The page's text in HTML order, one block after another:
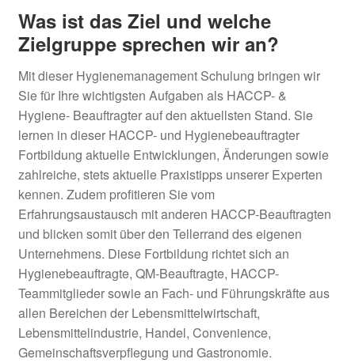
Was ist das Ziel und welche
Zielgruppe sprechen wir an?
Mit dieser Hygienemanagement Schulung bringen wir
Sie für Ihre wichtigsten Aufgaben als HACCP- &
Hygiene- Beauftragter auf den aktuellsten Stand. Sie
lernen in dieser HACCP- und Hygienebeauftragter
Fortbildung aktuelle Entwicklungen, Änderungen sowie
zahlreiche, stets aktuelle Praxistipps unserer Experten
kennen. Zudem profitieren Sie vom
Erfahrungsaustausch mit anderen HACCP-Beauftragten
und blicken somit über den Tellerrand des eigenen
Unternehmens. Diese Fortbildung richtet sich an
Hygienebeauftragte, QM-Beauftragte, HACCP-
Teammitglieder sowie an Fach- und Führungskräfte aus
allen Bereichen der Lebensmittelwirtschaft,
Lebensmittelindustrie, Handel, Convenience,
Gemeinschaftsverpflegung und Gastronomie.